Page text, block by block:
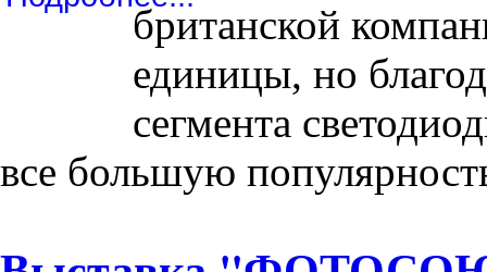
британской
единицы, но
сегмента
все большую